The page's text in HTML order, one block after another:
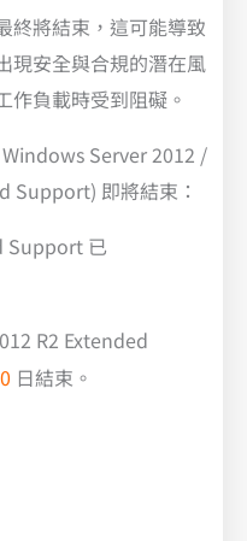
終將結束，這可能導致
現安全與合規的潛在風
作負載時受到阻礙。
Server 2012 /
Support) 即將結束：
Support 已
R2 Extended
日結束。